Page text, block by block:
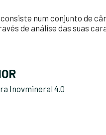
consiste num conjunto de
de análise das suas
Inovmineral 4.0